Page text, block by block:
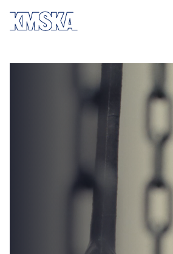
Ga naar hoofdinhoud